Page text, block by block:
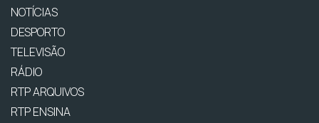
NOTÍCIAS
DESPORTO
TELEVISÃO
RÁDIO
RTP ARQUIVOS
RTP ENSINA